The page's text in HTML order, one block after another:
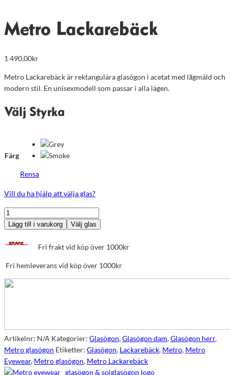
Metro Lackarebäck
1 490,00kr
Metro Lackarebäck är rektangulära glasögon i acetat med lågmäld och
modern stil. En unisexmodell som passar i alla lägen.
Välj Styrka
Färg
Rensa
Vill du ha hjälp att välja glas?
Metro
Lackarebäck
Lägg till i varukorg Välj glas
Fri frakt vid köp över 1000kr
Fri hemleverans vid köp över 1000kr
Artikelnr: N/A Kategorier: Glasögon,Glasögon dam,Glasögon herr,
Metro glasögon Etiketter: Glasögon, Lackarebäck, Metro, Metro
Eyewear, Metro glasögon, Metro Lackarebäck